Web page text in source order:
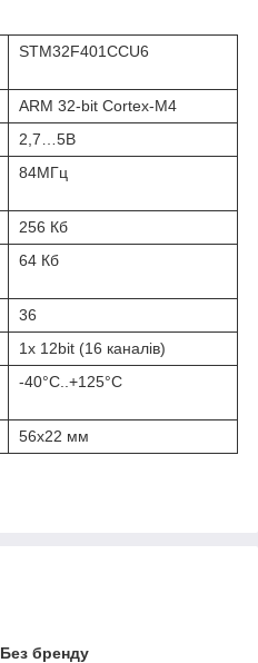
STM32F401CCU6
ARM 32-bit Cortex-M4
2,7…5В
84МГц
256 Кб
64 Кб
36
1х 12bit (16 каналів)
-40°C..+125°C
56х22 мм
Без бренду